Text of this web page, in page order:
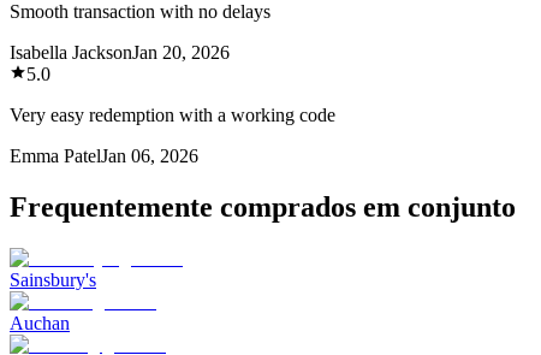
Smooth transaction with no delays
Isabella JacksonJan 20, 2026
5.0
Very easy redemption with a working code
Emma PatelJan 06, 2026
Frequentemente comprados em conjunto
Sainsbury's
Auchan